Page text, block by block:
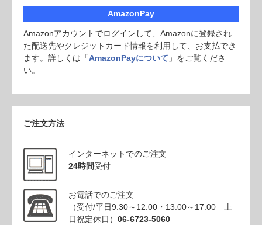
AmazonPay
Amazonアカウントでログインして、Amazonに登録され
た配送先やクレジットカード情報を利用して、お支払でき
ます。詳しくは「AmazonPayについて 」をご覧くださ
い。
ご注文方法
インターネットでのご注文
24時間受付
お電話でのご注文
（受付/平日9:30～12:00・13:00～17:00 土
日祝定休日） 06-6723-5060